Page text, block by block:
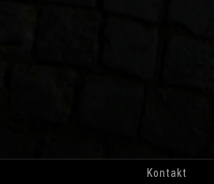
Kontakt